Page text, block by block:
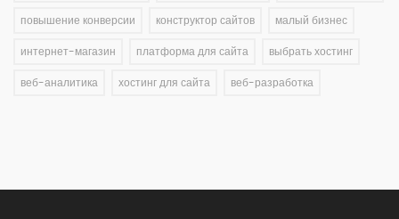
повышение конверсии конструктор сайтов малый бизнес
интернет-магазин платформа для сайта выбрать хостинг
веб-аналитика хостинг для сайта веб-разработка